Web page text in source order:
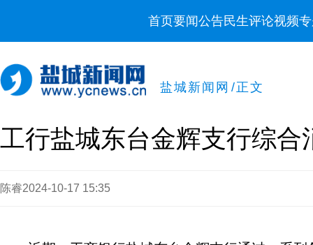
首页要闻公告民生评论视频
盐城新闻网 /正文
工行盐城东台金辉支行综
陈睿2024-10-17 15:35